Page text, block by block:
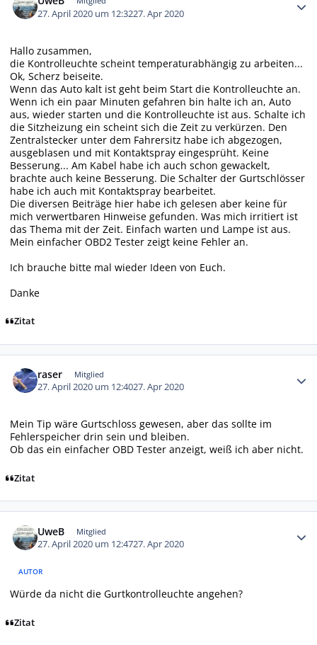
27. April 2020 um 12:3227. Apr 2020
Hallo zusammen,
die Kontrolleuchte scheint temperaturabhängig zu arbeiten...
Ok, Scherz beiseite.
Wenn das Auto kalt ist geht beim Start die Kontrolleuchte an.
Wenn ich ein paar Minuten gefahren bin halte ich an, Auto
aus, wieder starten und die Kontrolleuchte ist aus. Schalte ich
die Sitzheizung ein scheint sich die Zeit zu verkürzen. Den
Zentralstecker unter dem Fahrersitz habe ich abgezogen,
ausgeblasen und mit Kontaktspray eingesprüht. Keine
Besserung... Am Kabel habe ich auch schon gewackelt,
brachte auch keine Besserung. Die Schalter der Gurtschlösser
habe ich auch mit Kontaktspray bearbeitet.
Die diversen Beiträge hier habe ich gelesen aber keine für
mich verwertbaren Hinweise gefunden. Was mich irritiert ist
das Thema mit der Zeit. Einfach warten und Lampe ist aus.
Mein einfacher OBD2 Tester zeigt keine Fehler an.
Ich brauche bitte mal wieder Ideen von Euch.
Danke
Zitat
raser Mitglied
27. April 2020 um 12:4027. Apr 2020
Mein Tip wäre Gurtschloss gewesen, aber das sollte im
Fehlerspeicher drin sein und bleiben.
Ob das ein einfacher OBD Tester anzeigt, weiß ich aber nicht.
Zitat
UweB Mitglied
27. April 2020 um 12:4727. Apr 2020
AUTOR
Würde da nicht die Gurtkontrolleuchte angehen?
Zitat